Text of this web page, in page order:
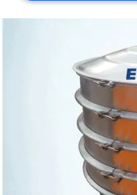
উদ্ধৃতির